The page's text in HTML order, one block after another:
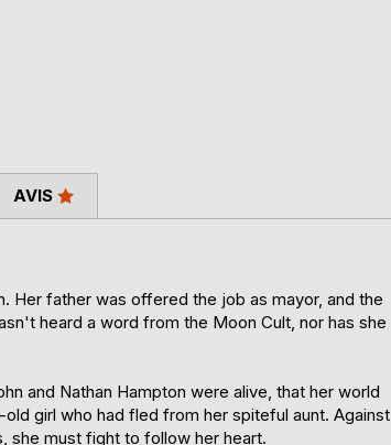
father was offered the job as mayor, and the
heard a word from the Moon Cult, nor has she
and Nathan Hampton were alive, that her world
girl who had fled from her spiteful aunt. Against
she must fight to follow her heart.
AVIS